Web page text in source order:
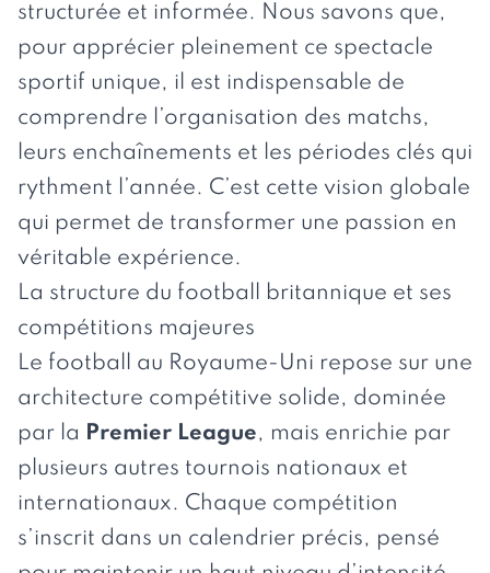
structurée et informée. Nous savons que,
pour apprécier pleinement ce spectacle
sportif unique, il est indispensable de
comprendre l’organisation des matchs,
leurs enchaînements et les périodes clés qui
rythment l’année. C’est cette vision globale
qui permet de transformer une passion en
véritable expérience.
La structure du football britannique et ses
compétitions majeures
Le football au Royaume-Uni repose sur une
architecture compétitive solide, dominée
par la Premier League, mais enrichie par
plusieurs autres tournois nationaux et
internationaux. Chaque compétition
s’inscrit dans un calendrier précis, pensé